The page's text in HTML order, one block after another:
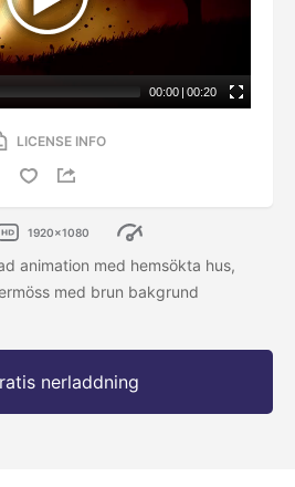
00:00 | 00:20
LICENSE INFO
1920x1080
animation med hemsökta hus,
med brun bakgrund
nerladdning